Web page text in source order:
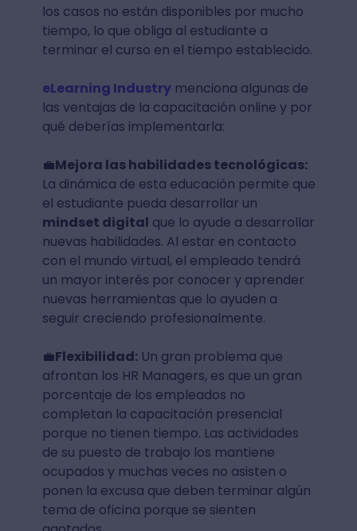
los casos no están disponibles por mucho
tiempo, lo que obliga al estudiante a
terminar el curso en el tiempo establecido.
eLearning Industrymenciona algunas de
las ventajas de la capacitación online y por
qué deberías implementarla:
💼Mejora las habilidades tecnológicas:
La dinámica de esta educación permite que
el estudiante pueda desarrollar un
mindset digital que lo ayude a desarrollar
nuevas habilidades. Al estar en contacto
con el mundo virtual, el empleado tendrá
un mayor interés por conocer y aprender
nuevas herramientas que lo ayuden a
seguir creciendo profesionalmente.
💼Flexibilidad:Un gran problema que
afrontan los HR Managers, es que un gran
porcentaje de los empleados no
completan la capacitación presencial
porque no tienen tiempo. Las actividades
de su puesto de trabajo los mantiene
ocupados y muchas veces no asisten o
ponen la excusa que deben terminar algún
tema de oficina porque se sienten